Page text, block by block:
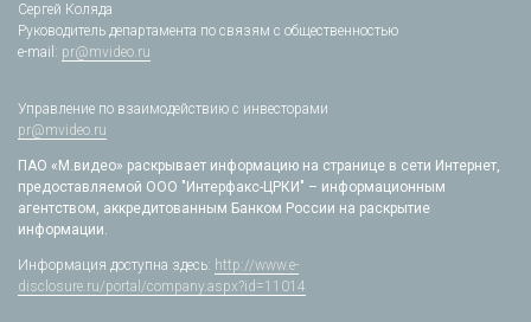
Сергей Коляда
Руководитель департамента по связям с общественностью
e-mail: pr@mvideo.ru
Управление по взаимодействию с инвесторами
pr@mvideo.ru
ПАО «М.видео» раскрывает информацию на странице в сети Интернет,
предоставляемой ООО "Интерфакс-ЦРКИ" – информационным
агентством, аккредитованным Банком России на раскрытие
информации.
Информация доступна здесь: http://www.e-
disclosure.ru/portal/company.aspx?id=11014